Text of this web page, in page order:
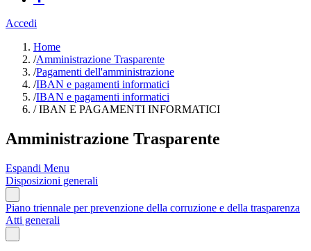
Accedi
Home
/Amministrazione Trasparente
/Pagamenti dell'amministrazione
/IBAN e pagamenti informatici
/IBAN e pagamenti informatici
/IBAN E PAGAMENTI INFORMATICI
Amministrazione Trasparente
Espandi Menu
Disposizioni generali
Piano triennale per prevenzione della corruzione e della trasparenza
Atti generali